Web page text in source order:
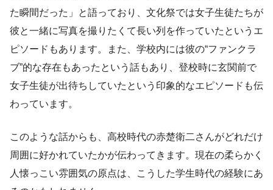
た瞬間だった」と語っており、文化祭では女子生徒たちが
彼と一緒に写真を撮りたくて長い列を作っていたというエ
ピソードもあります。また、学校内には彼の“ファンクラ
ブ”的な存在もあったという話もあり、登校時に玄関前で
女子生徒が出待ちしていたという印象的なエピソードも伝
わっています。
このような話からも、高校時代の赤楚衛二さんがどれだけ
周囲に好かれていたかが伝わってきます。現在の柔らかく
人懐っこい雰囲気の原点は、こうした学生時代の経験にあ